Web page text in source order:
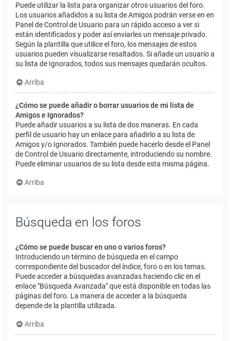
Puede utilizar la lista para organizar otros usuarios del foro.
Los usuarios añadidos a su lista de Amigos podrán verse en en
Panel de Control de Usuario para un rápido acceso a ver si
están identificados y poder así enviarles un mensaje privado.
Según la plantilla que utilice el foro, los mensajes de estos
usuarios pueden visualizarse resaltados. Si añade un usuario a
su lista de Ignorados, todos sus mensajes quedarán ocultos.
Arriba
¿Cómo se puede añadir o borrar usuarios de mi lista de
Amigos e Ignorados?
Puede añadir usuarios a su lista de dos maneras. En cada
perfil de usuario hay un enlace para añadirlo a su lista de
Amigos y/o Ignorados. También puede hacerlo desde el Panel
de Control de Usuario directamente, introduciendo su nombre.
Puede eliminar usuarios de su lista desde esta misma página.
Arriba
Búsqueda en los foros
¿Cómo se puede buscar en uno o varios foros?
Introduciendo un término de búsqueda en el campo
correspondiente del buscador del índice, foro o en los temas.
Puede acceder a búsquedas avanzadas haciendo clic en el
enlace "Búsqueda Avanzada" que está disponible en todas las
páginas del foro. La manera de acceder a la búsqueda
depende de la plantilla utilizada.
Arriba